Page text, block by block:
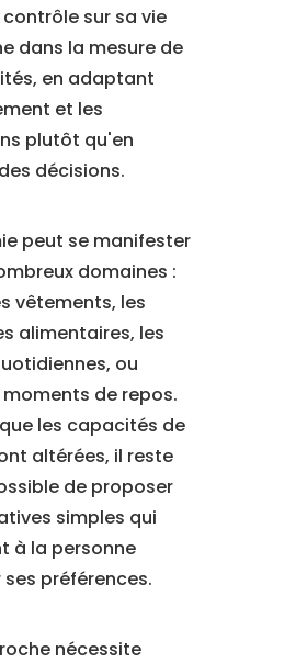
contrôle sur sa vie
dans la mesure de
en adaptant
et les
plutôt qu'en
décisions.
peut se manifester
domaines :
vêtements, les
alimentaires, les
ou
de repos.
les capacités de
altérées, il reste
de proposer
simples qui
à la personne
préférences.
nécessite